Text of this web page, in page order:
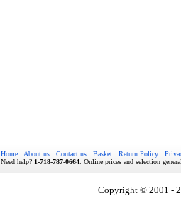
Home About us Contact us Basket Return Policy
Need help? 1-718-787-0664 . Online prices and selection
Copyright © 2001 -